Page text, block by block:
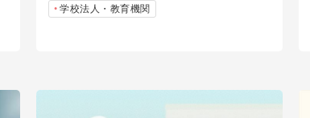
学校法人・教育機関